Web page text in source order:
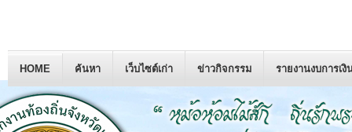
HOME ค้นหา เว็บไซต์เก่า ข่าวกิจกรรม รายงานงบการเงิ